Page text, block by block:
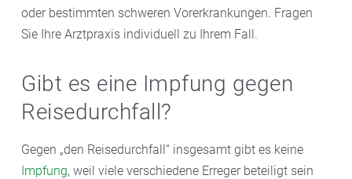
oder bestimmten schweren Vorerkrankungen. Fragen
Sie Ihre Arztpraxis individuell zu Ihrem Fall.
Gibt es eine Impfung gegen
Reisedurchfall?
Gegen „den Reisedurchfall“ insgesamt gibt es keine
Impfung, weil viele verschiedene Erreger beteiligt sein